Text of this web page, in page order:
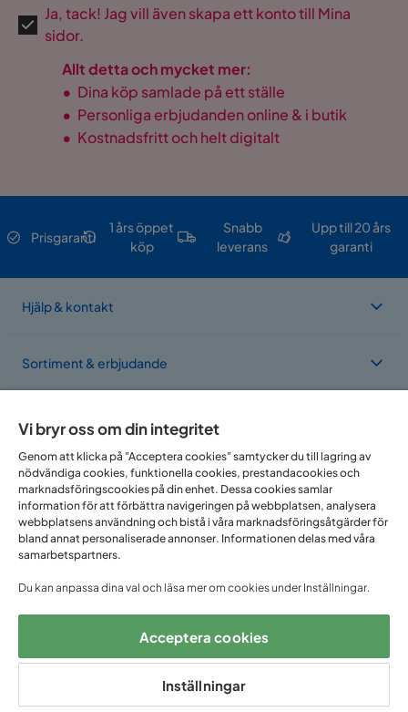
Ja, tack! Jag vill även skapa ett konto till Mina
sidor.
Allt detta och mycket mer:
• Dina köp samlade på ett ställe
• Personliga erbjudanden online & i butik
• Kostnadsfritt och helt digitalt
Prisgaranti
1 års öppet
köp
Snabb
leverans
Upp till 20 års
garanti
Hjälp & kontakt
Sortiment & erbjudande
Vi finns i flera länder
Följ oss på:
Vi bryr oss om din integritet
Genom att klicka på "Acceptera cookies" samtycker du till lagring av
nödvändiga cookies, funktionella cookies, prestandacookies och
marknadsföringscookies på din enhet. Dessa cookies samlar
information för att förbättra navigeringen på webbplatsen, analysera
webbplatsens användning och bistå i våra marknadsföringsåtgärder för
bland annat personaliserade annonser. Informationen delas med våra
samarbetspartners.
Du kan anpassa dina val och läsa mer om cookies under Inställningar.
Acceptera cookies
Inställningar